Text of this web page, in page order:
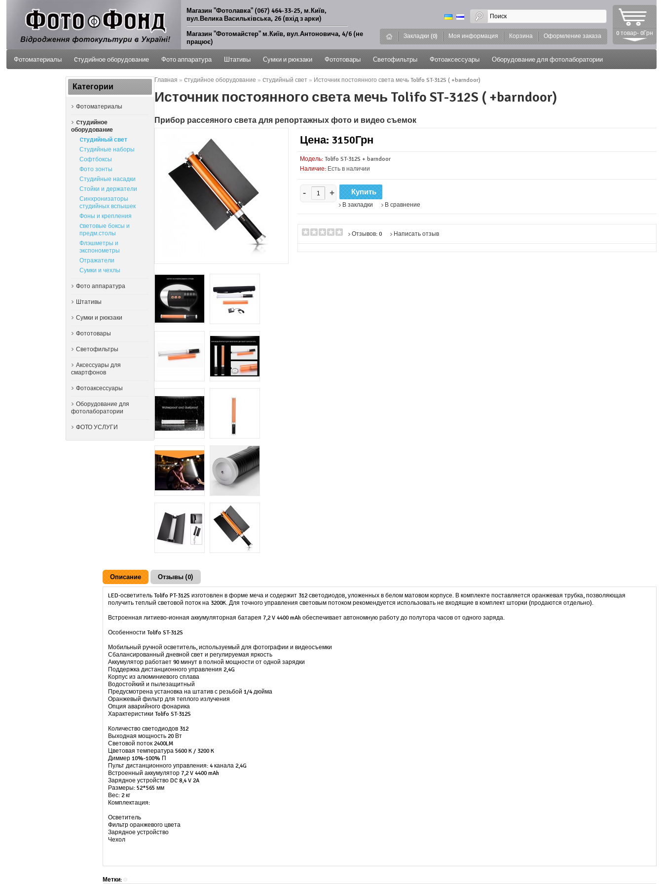
Магазин "Фотолавка" (067) 464-33-25, м.Київ,
вул.Велика Васильківська, 26 (вхід з арки)
Магазин "Фотомайстер" м.Київ, вул.Антоновича, 4/6 (не
працює)
0 товар- 0Грн
Закладки (0) Моя информация Корзина Оформление заказа
Фотоматериалы Cтудийное оборудование Фото аппаратура Штативы Сумки и рюкзаки Фототовары Светофильтры Фотоаксессуары Оборудование для фотолаборатории
Категории
Фотоматериалы
Cтудийное
оборудование
Cтудийный свет
Студийные наборы
Софтбоксы
Фото зонты
Студийные насадки
Стойки и держатели
Синхронизаторы
студийных вспышек
Фоны и крепления
Cветовые боксы и
предм.столы
Флэшметры и
экспонометры
Отражатели
Сумки и чехлы
Фото аппаратура
Штативы
Сумки и рюкзаки
Фототовары
Светофильтры
Аксессуары для
смартфонов
Фотоаксессуары
Оборудование для
фотолаборатории
ФОТО УСЛУГИ
Главная »Cтудийное оборудование »Cтудийный свет » Источник постоянного света мечь Tolifo ST-312S ( +barndoor)
Источник постоянного света мечь Tolifo ST-312S ( +barndoor)
Прибор рассеяного света для репортажных фото и видео съемок
Цена: 3150Грн
Модель: Tolifo ST-312S + barndoor
Наличие: Есть в наличии
- +
В закладки В сравнение
Отзывов: 0 Написать отзыв
Описание Отзывы (0)
LED-осветитель Tolifo PT-312S изготовлен в форме меча и содержит 312 светодиодов, уложенных в белом матовом корпусе. В комплекте поставляется оранжевая трубка, позволяющая
получить теплый световой поток на 3200K. Для точного управления световым потоком рекомендуется использовать не входящие в комплект шторки (продаются отдельно).
Встроенная литиево-ионная аккумуляторная батарея 7,2 V 4400 mAh обеспечивает автономную работу до полутора часов от одного заряда.
Особенности Tolifo ST-312S
Мобильный ручной осветитель, используемый для фотографии и видеосъемки
Сбалансированный дневной свет и регулируемая яркость
Аккумулятор работает 90 минут в полной мощности от одной зарядки
Поддержка дистанционного управления 2,4G
Корпус из алюминиевого сплава
Водостойкий и пылезащитный
Предусмотрена установка на штатив с резьбой 1/4 дюйма
Оранжевый фильтр для теплого излучения
Опция аварийного фонарика
Характеристики Tolifo ST-312S
Количество светодиодов 312
Выходная мощность 20 Вт
Световой поток 2400LM
Цветовая температура 5600 K / 3200 K
Диммер 10%-100% П
Пульт дистанционного управления: 4 канала 2,4G
Встроенный аккумулятор 7,2 V 4400 mAh
Зарядное устройство DC 8,4 V 2A
Размеры: 52*565 мм
Вес: 2 кг
Комплектация:
Осветитель
Фильтр оранжевого цвета
Зарядное устройство
Чехол
Метки: